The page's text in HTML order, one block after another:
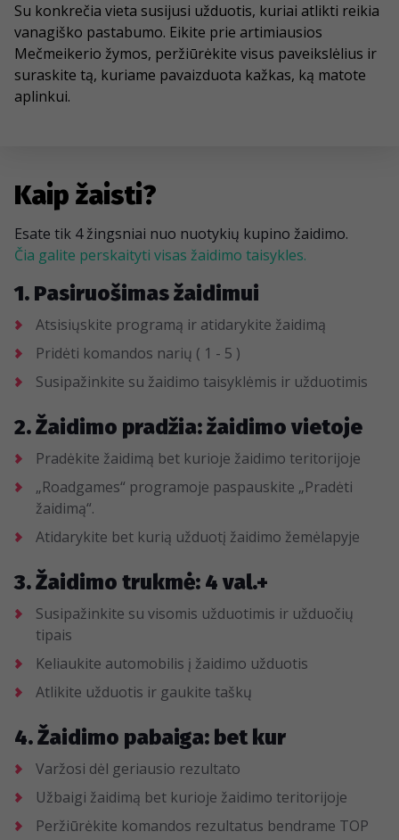
Su konkrečia vieta susijusi užduotis, kuriai atlikti reikia
vanagiško pastabumo. Eikite prie artimiausios
Mečmeikerio žymos, peržiūrėkite visus paveikslėlius ir
suraskite tą, kuriame pavaizduota kažkas, ką matote
aplinkui.
Kaip žaisti?
Esate tik 4 žingsniai nuo nuotykių kupino žaidimo.
Čia galite perskaityti visas žaidimo taisykles.
1. Pasiruošimas žaidimui
Atsisiųskite programą ir atidarykite žaidimą
Pridėti komandos narių ( 1 - 5 )
Susipažinkite su žaidimo taisyklėmis ir užduotimis
2. Žaidimo pradžia: žaidimo vietoje
Pradėkite žaidimą bet kurioje žaidimo teritorijoje
„Roadgames“ programoje paspauskite „Pradėti
žaidimą“.
Atidarykite bet kurią užduotį žaidimo žemėlapyje
3. Žaidimo trukmė: 4 val.+
Susipažinkite su visomis užduotimis ir užduočių
tipais
Keliaukite automobilis į žaidimo užduotis
Atlikite užduotis ir gaukite taškų
4. Žaidimo pabaiga: bet kur
Varžosi dėl geriausio rezultato
Užbaigi žaidimą bet kurioje žaidimo teritorijoje
Peržiūrėkite komandos rezultatus bendrame TOP